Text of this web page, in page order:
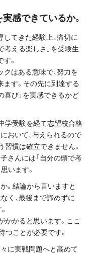
感できているか。
てきた経験上、痛切に
考える楽しさ」を受験生
。
はある意味で、努力を
す。その先に到達する
喜び」を実感できるかど
学受験を経て志望校合格
おいて、与えられるので
習慣は確立できません。
さんには「自分の頭で考
います。
。結論から言いますと
く、最後まで諦めずに
かかると思います。ここ
つことが必要です。
に実戦問題へと高めて